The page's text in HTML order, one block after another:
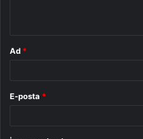
Ad *
E-posta *